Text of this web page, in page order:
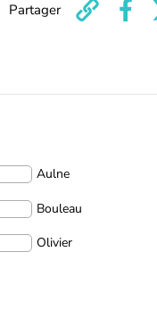
Partager
Aulne
Bouleau
Olivier